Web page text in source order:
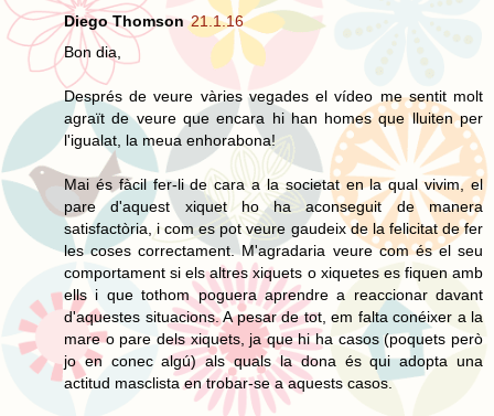
Diego Thomson 21.1.16
Bon dia,
Després de veure vàries vegades el vídeo me sentit molt
agraït de veure que encara hi han homes que lluiten per
l'igualat, la meua enhorabona!
Mai és fàcil fer-li de cara a la societat en la qual vivim, el
pare d'aquest xiquet ho ha aconseguit de manera
satisfactòria, i com es pot veure gaudeix de la felicitat de fer
les coses correctament. M'agradaria veure com és el seu
comportament si els altres xiquets o xiquetes es fiquen amb
ells i que tothom poguera aprendre a reaccionar davant
d'aquestes situacions. A pesar de tot, em falta conéixer a la
mare o pare dels xiquets, ja que hi ha casos (poquets però
jo en conec algú) als quals la dona és qui adopta una
actitud masclista en trobar-se a aquests casos.